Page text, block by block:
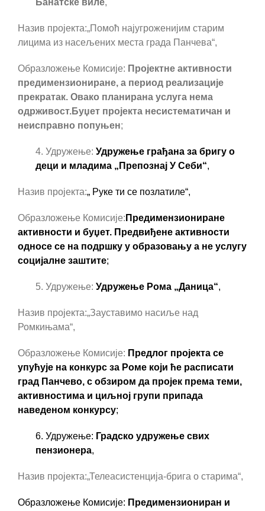
Банатске виле,
Назив пројекта:„Помоћ најугроженијим старим
лицима из насељених места града Панчева“,
Образложење Комисије: Пројектне активности
предимензиониране, а период реализације
прекратак. Овако планирана услуга нема
одрживост.Буџет пројекта несистематичан и
неисправно попуњен;
4. Удружење: Удружење грађана за бригу о
деци и младима „Препознај У Себи“,
Назив пројекта:„ Руке ти се позлатиле“,
Образложење Комисије: Предимензиониране
активности и буџет. Предвиђене активности
односе се на подршку у образовању а не услугу
социјалне заштите;
5. Удружење: Удружење Рома „Даница“,
Назив пројекта:„Зауставимо насиље над
Ромкињама“,
Образложење Комисије: Предлог пројекта се
упућује на конкурс за Роме који ће расписати
град Панчево, с обзиром да пројек према теми,
активностима и циљној групи припада
наведеном конкурсу;
6. Удружење: Градско удружење свих
пензионера,
Назив пројекта:„Телеасистенција-брига о старима“,
Образложење Комисије: Предимензиониран и